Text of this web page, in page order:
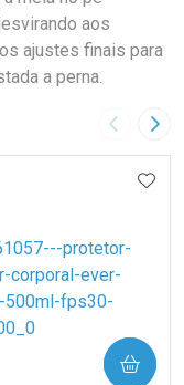
aos
ajustes finais para
a perna.
Imagem
AOS FAVORITOS
COMPRAR